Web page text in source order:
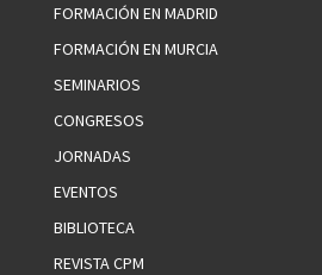
FORMACIÓN EN MADRID
FORMACIÓN EN MURCIA
SEMINARIOS
CONGRESOS
JORNADAS
EVENTOS
BIBLIOTECA
REVISTA CPM